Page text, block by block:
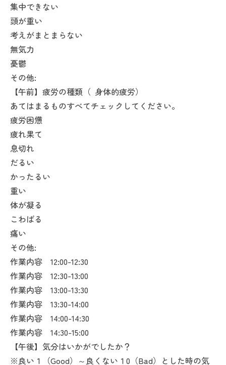
集中できない
頭が重い
考えがまとまらない
無気力
憂鬱
その他:
【午前】疲労の種類（ 身体的疲労）
あてはまるものすべてチェックしてください。
疲労困憊
疲れ果て
息切れ
だるい
かったるい
重い
体が凝る
こわばる
痛い
その他:
作業内容 12:00-12:30
作業内容 12:30-13:00
作業内容 13:00-13:30
作業内容 13:30-14:00
作業内容 14:00-14:30
作業内容 14:30-15:00
【午後】気分はいかがでしたか？
※良い１（Good）～良くない１0（Bad）とした時の気